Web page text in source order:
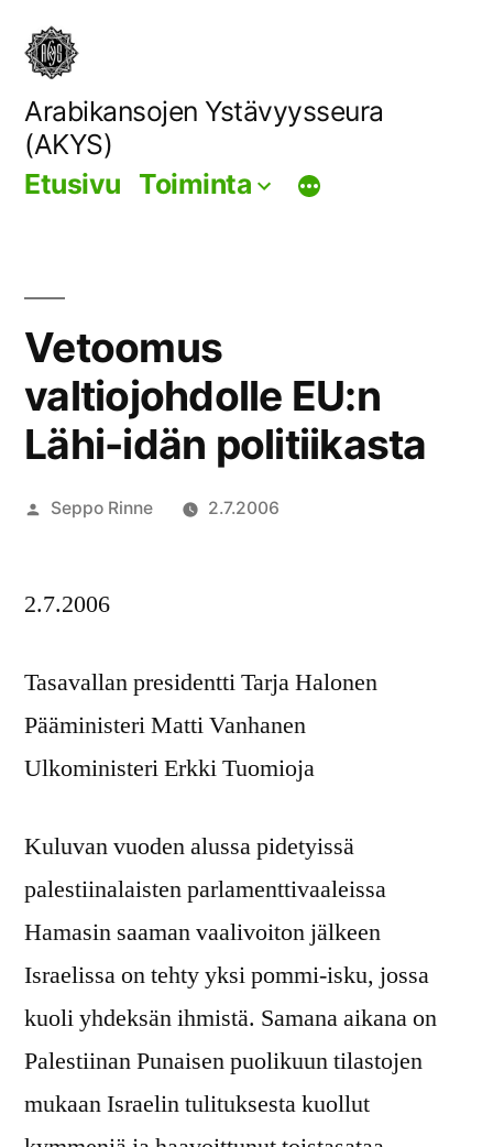
Siirry
sisältöön
Arabikansojen Ystävyysseura
(AKYS)
Etusivu Toiminta
Vetoomus
valtiojohdolle EU:n
Lähi-idän politiikasta
Artikkelin
Seppo Rinne 2.7.2006
2.7.2006
Tasavallan presidentti Tarja Halonen
Pääministeri Matti Vanhanen
Ulkoministeri Erkki Tuomioja
Kuluvan vuoden alussa pidetyissä
palestiinalaisten parlamenttivaaleissa
Hamasin saaman vaalivoiton jälkeen
Israelissa on tehty yksi pommi-isku, jossa
kuoli yhdeksän ihmistä. Samana aikana on
Palestiinan Punaisen puolikuun tilastojen
mukaan Israelin tulituksesta kuollut